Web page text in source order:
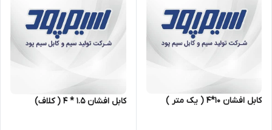
کابل افشان ۱۰*۴ ( یک متر ) کابل افشان ۱.۵ * ۴ ( کلاف)